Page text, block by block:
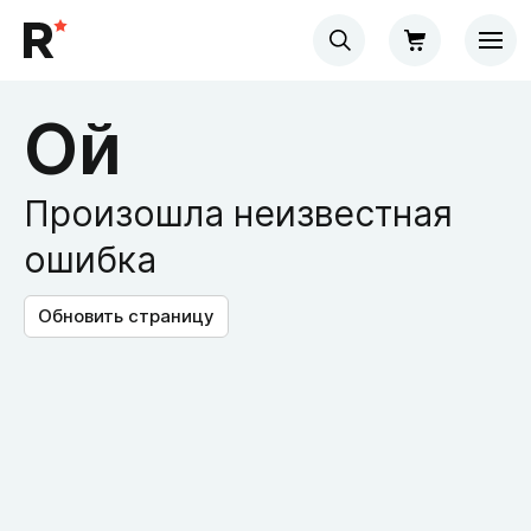
Ой
Произошла неизвестная
ошибка
Обновить страницу